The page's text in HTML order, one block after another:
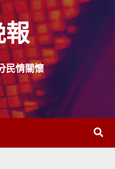
民情關懷